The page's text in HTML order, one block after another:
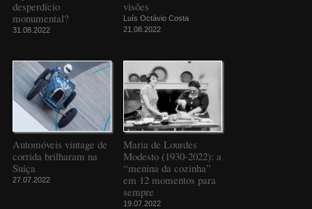
desperdício
monumental?
31.08.2022
visões
Luís Octávio Costa
21.08.2022
Automóveis vintage de
corrida brilharam na
Suíça
27.07.2022
Maria de Lourdes
Modesto (1930-2022): a
“menina da cozinha”
em 12 momentos para
sempre
19.07.2022